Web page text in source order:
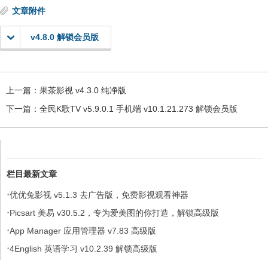
文章附件
v4.8.0 解锁会员版
上一篇： 果茶影视 v4.3.0 纯净版
下一篇： 全民K歌TV v5.9.0.1 手机端 v10.1.21.273 解锁会员版
栏目最新文章
·优优兔影视 v5.1.3 去广告版，免费影视观看神器
·Picsart 美易 v30.5.2，专为爱美图的你打造，解锁高级版
·App Manager 应用管理器 v7.83 高级版
·4English 英语学习 v10.2.39 解锁高级版